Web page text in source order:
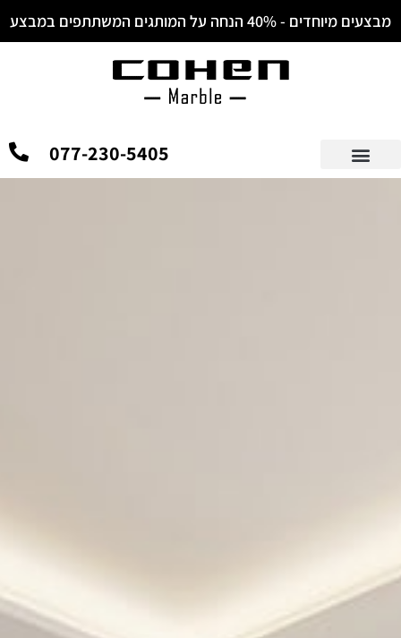
מבצעים מיוחדים - 40% הנחה על המותגים המשתתפים במבצע
077-230-5405